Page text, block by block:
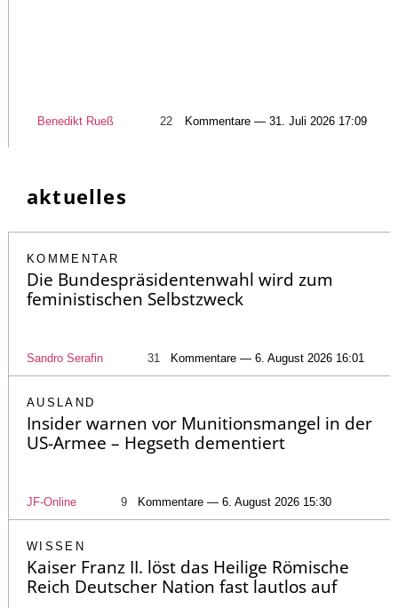
Benedikt Rueß 22 Kommentare — 31. Juli 2026 17:09
aktuelles
KOMMENTAR
Die Bundespräsidentenwahl wird zum
feministischen Selbstzweck
Sandro Serafin 31 Kommentare — 6. August 2026 16:01
AUSLAND
Insider warnen vor Munitionsmangel in der
US-Armee – Hegseth dementiert
JF-Online 9 Kommentare — 6. August 2026 15:30
WISSEN
Kaiser Franz II. löst das Heilige Römische
Reich Deutscher Nation fast lautlos auf